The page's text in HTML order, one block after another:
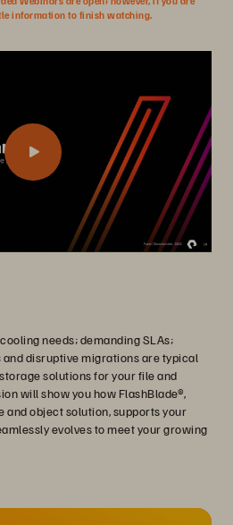
information to finish watching.
needs; demanding SLAs;
disruptive migrations are typical
solutions for your file and
will show you how FlashBlade®,
and object solution, supports your
evolves to meet your growing